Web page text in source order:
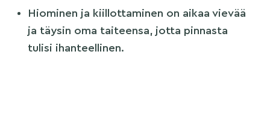
Hiominen ja kiillottaminen on aikaa vievää
ja täysin oma taiteensa, jotta pinnasta
tulisi ihanteellinen.